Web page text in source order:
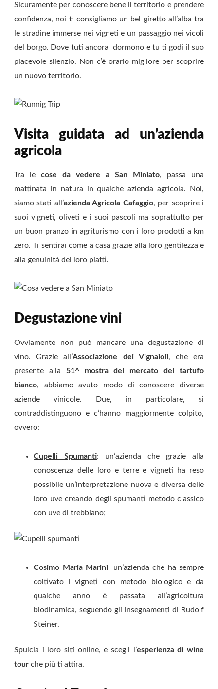
Sicuramente per conoscere bene il territorio e prendere
confidenza, noi ti consigliamo un bel giretto all’alba tra
le stradine immerse nei vigneti e un passaggio nei vicoli
del borgo. Dove tuti ancora dormono e tu ti godi il suo
piacevole silenzio. Non c’è orario migliore per scoprire
un nuovo territorio.
Visita guidata ad un’azienda
agricola
Tra le cose da vedere a San Miniato, passa una
mattinata in natura in qualche azienda agricola. Noi,
siamo stati all’azienda Agricola Cafaggio, per scoprire i
suoi vigneti, oliveti e i suoi pascoli ma soprattutto per
un buon pranzo in agriturismo con i loro prodotti a km
zero. Ti sentirai come a casa grazie alla loro gentilezza e
alla genuinità dei loro piatti.
Degustazione vini
Ovviamente non può mancare una degustazione di
vino. Grazie all’Associazione dei Vignaioli, che era
presente alla 51^ mostra del mercato del tartufo
bianco, abbiamo avuto modo di conoscere diverse
aziende vinicole. Due, in particolare, si
contraddistinguono e c’hanno maggiormente colpito,
ovvero:
Cupelli Spumanti: un’azienda che grazie alla
conoscenza delle loro e terre e vigneti ha reso
possibile un’interpretazione nuova e diversa delle
loro uve creando degli spumanti metodo classico
con uve di trebbiano;
Cosimo Maria Marini: un’azienda che ha sempre
coltivato i vigneti con metodo biologico e da
qualche anno è passata all’agricoltura
biodinamica, seguendo gli insegnamenti di Rudolf
Steiner.
Spulcia i loro siti online, e scegli l’esperienza di wine
tour che più ti attira.